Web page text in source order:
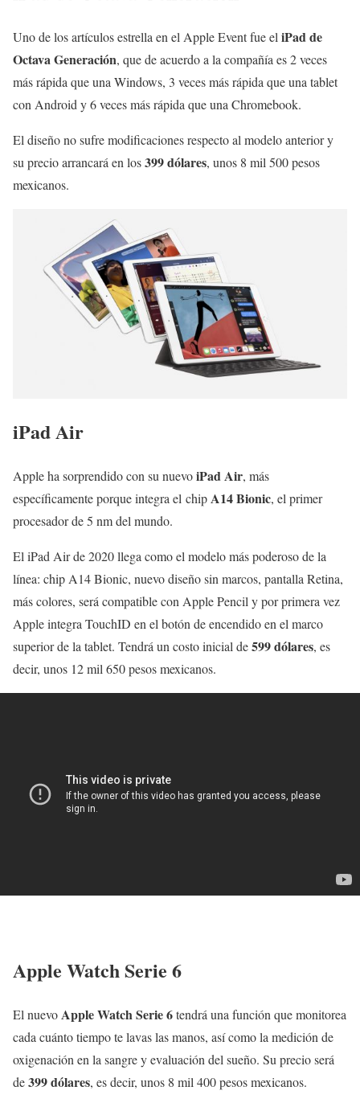
Uno de los artículos estrella en el Apple Event fue el iPad de
Octava Generación, que de acuerdo a la compañía es 2 veces
más rápida que una Windows, 3 veces más rápida que una tablet
con Android y 6 veces más rápida que una Chromebook.
El diseño no sufre modificaciones respecto al modelo anterior y
su precio arrancará en los399 dólares, unos 8 mil 500 pesos
mexicanos.
iPad Air
Apple ha sorprendido con su nuevoiPad Air, más
específicamente porque integra el chipA14 Bionic, el primer
procesador de 5 nm del mundo.
El iPad Air de 2020 llega como el modelo más poderoso de la
línea: chip A14 Bionic, nuevo diseño sin marcos, pantalla Retina,
más colores, será compatible con Apple Pencil y por primera vez
Apple integra TouchID en el botón de encendido en el marco
superior de la tablet. Tendrá un costo inicial de599 dólares, es
decir, unos 12 mil 650 pesos mexicanos.
Apple Watch Serie 6
El nuevoApple Watch Serie 6tendrá una función que monitorea
cada cuánto tiempo te lavas las manos, así como la medición de
oxigenación en la sangre y evaluación del sueño. Su precio será
de399 dólares, es decir, unos 8 mil 400 pesos mexicanos.